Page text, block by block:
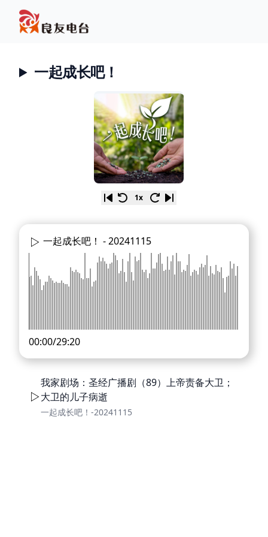
一起成长吧！
1x
一起成长吧！ -20241115
00:00/29:20
我家剧场：圣经广播剧（89）上帝责备大卫；
大卫的儿子病逝
一起成长吧！-20241115